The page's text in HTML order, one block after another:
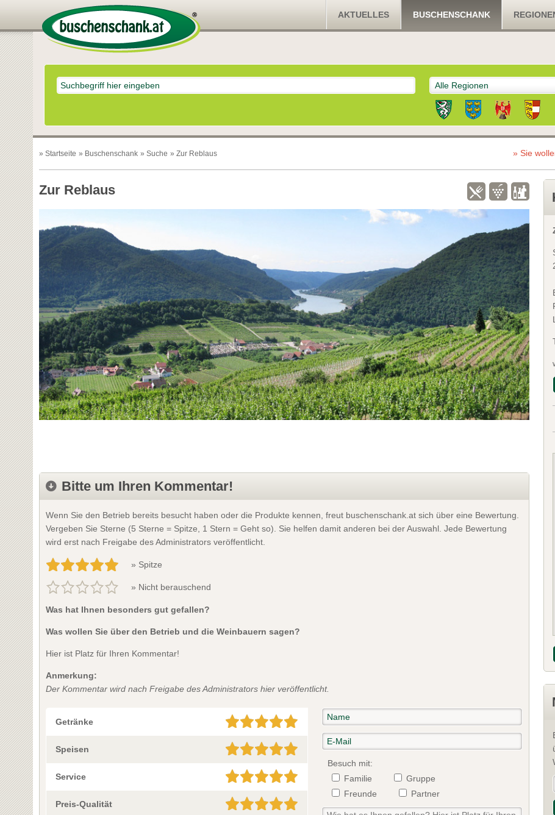
AKTUELLES BUSCHENSCHANK
Alle Regionen
» Startseite » Buschenschank » Suche » Zur Reblaus
Zur Reblaus
Bitte um Ihren Kommentar!
Wenn Sie den Betrieb bereits besucht haben oder die Produkte kennen, freut buschenschank.at sich über eine Bewertung.
Vergeben Sie Sterne (5 Sterne = Spitze, 1 Stern = Geht so). Sie helfen damit anderen bei der Auswahl. Jede Bewertung
wird erst nach Freigabe des Administrators veröffentlicht.
» Spitze
» Nicht berauschend
Was hat Ihnen besonders gut gefallen?
Was wollen Sie über den Betrieb und die Weinbauern sagen?
Hier ist Platz für Ihren Kommentar!
Anmerkung:
Der Kommentar wird nach Freigabe des Administrators hier veröffentlicht.
Getränke
Speisen
Service
Preis-Qualität
Besuch mit:
Familie
Gruppe
Freunde
Partner
» Sie